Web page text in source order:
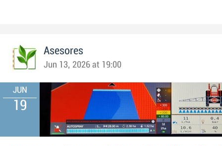
Asesores
Jun 13, 2026 at 19:00
JUN
19